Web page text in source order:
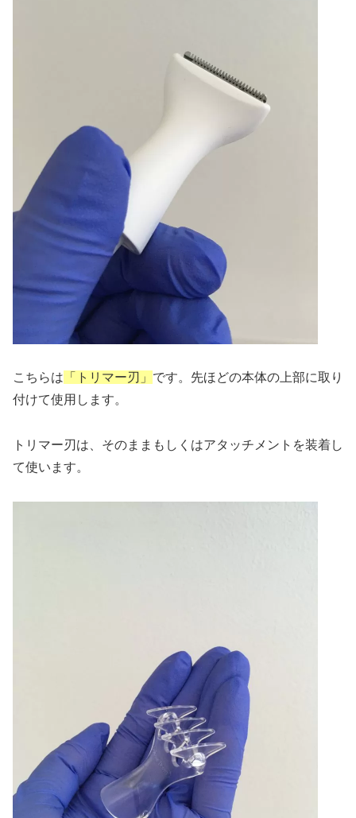
こちらは 「トリマー刃」 です。先ほどの本体の上部に取り
付けて使用します。
トリマー刃は、そのままもしくはアタッチメントを装着し
て使います。